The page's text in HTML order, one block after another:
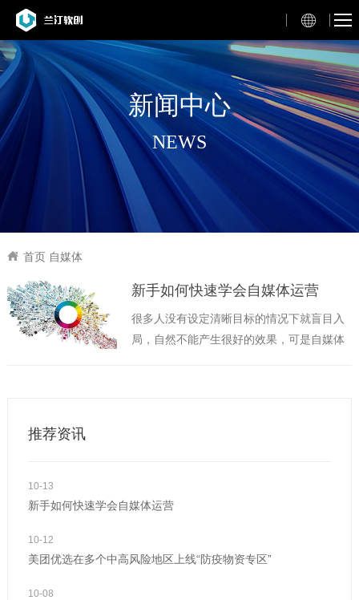
新闻中心
NEWS
首页 自媒体
新手如何快速学会自媒体运营
很多人没有设定清晰目标的情况下就盲目入
局，自然不能产生很好的效果，可是自媒体
推荐资讯
10-13
新手如何快速学会自媒体运营
10-12
美团优选在多个中高风险地区上线“防疫物资专区”
10-08